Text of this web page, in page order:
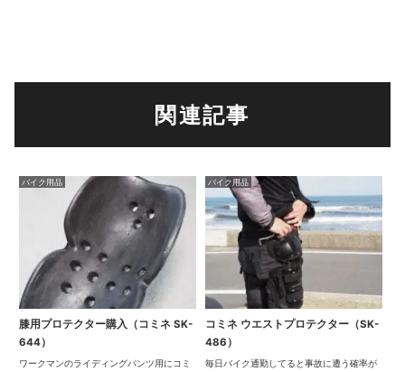
関連記事
バイク用品
膝用プロテクター購入（コミネ SK-
644）
ワークマンのライディングパンツ用にコミ
バイク用品
コミネ ウエストプロテクター（SK-
486）
毎日バイク通勤してると事故に遭う確率が